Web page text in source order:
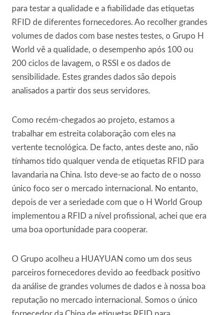
para testar a qualidade e a fiabilidade das etiquetas
RFID de diferentes fornecedores. Ao recolher grandes
volumes de dados com base nestes testes, o Grupo H
World vê a qualidade, o desempenho após 100 ou
200 ciclos de lavagem, o RSSI e os dados de
sensibilidade. Estes grandes dados são depois
analisados a partir dos seus servidores.
Como recém-chegados ao projeto, estamos a
trabalhar em estreita colaboração com eles na
vertente tecnológica. De facto, antes deste ano, não
tínhamos tido qualquer venda de etiquetas RFID para
lavandaria na China. Isto deve-se ao facto de o nosso
único foco ser o mercado internacional. No entanto,
depois de ver a seriedade com que o H World Group
implementou a RFID a nível profissional, achei que era
uma boa oportunidade para cooperar.
O Grupo acolheu a HUAYUAN como um dos seus
parceiros fornecedores devido ao feedback positivo
da análise de grandes volumes de dados e à nossa boa
reputação no mercado internacional. Somos o único